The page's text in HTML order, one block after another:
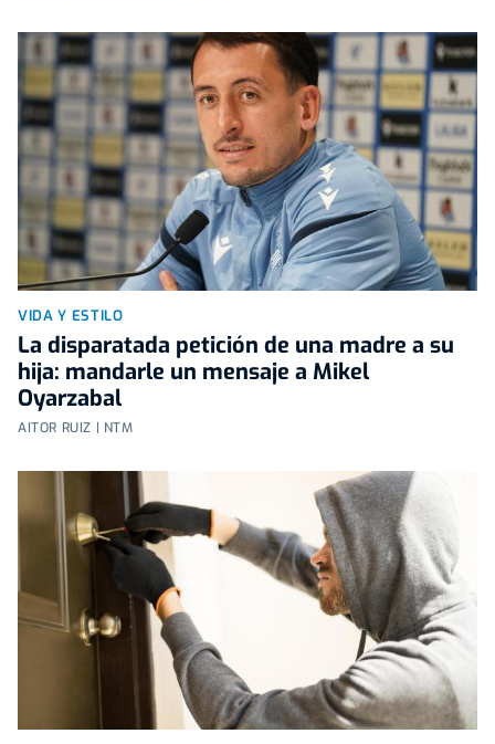
VIDA Y ESTILO
La disparatada petición de una madre a su
hija: mandarle un mensaje a Mikel
Oyarzabal
AITOR RUIZ | NTM